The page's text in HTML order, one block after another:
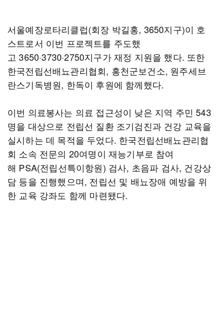
서울예장로타리클럽(회장 박길홍, 3650지구)이 호
스트로서 이번 프로젝트를 주도했
고 3650·3730·2750지구가 재정 지원을 했다. 또한
한국전립선배뇨관리협회, 홍천군보건소, 원주세브
란스기독병원, 한독이 후원에 함께했다.
이번 의료봉사는 의료 접근성이 낮은 지역 주민 543
명을 대상으로 전립선 질환 조기검진과 건강 교육을
실시하는 데 목적을 두었다. 한국전립선배뇨관리협
회 소속 전문의 20여명이 재능기부로 참여
해 PSA(전립선특이항원) 검사, 초음파 검사, 건강상
담 등을 진행했으며, 전립선 및 배뇨장애 예방을 위
한 교육 강좌도 함께 마련됐다.